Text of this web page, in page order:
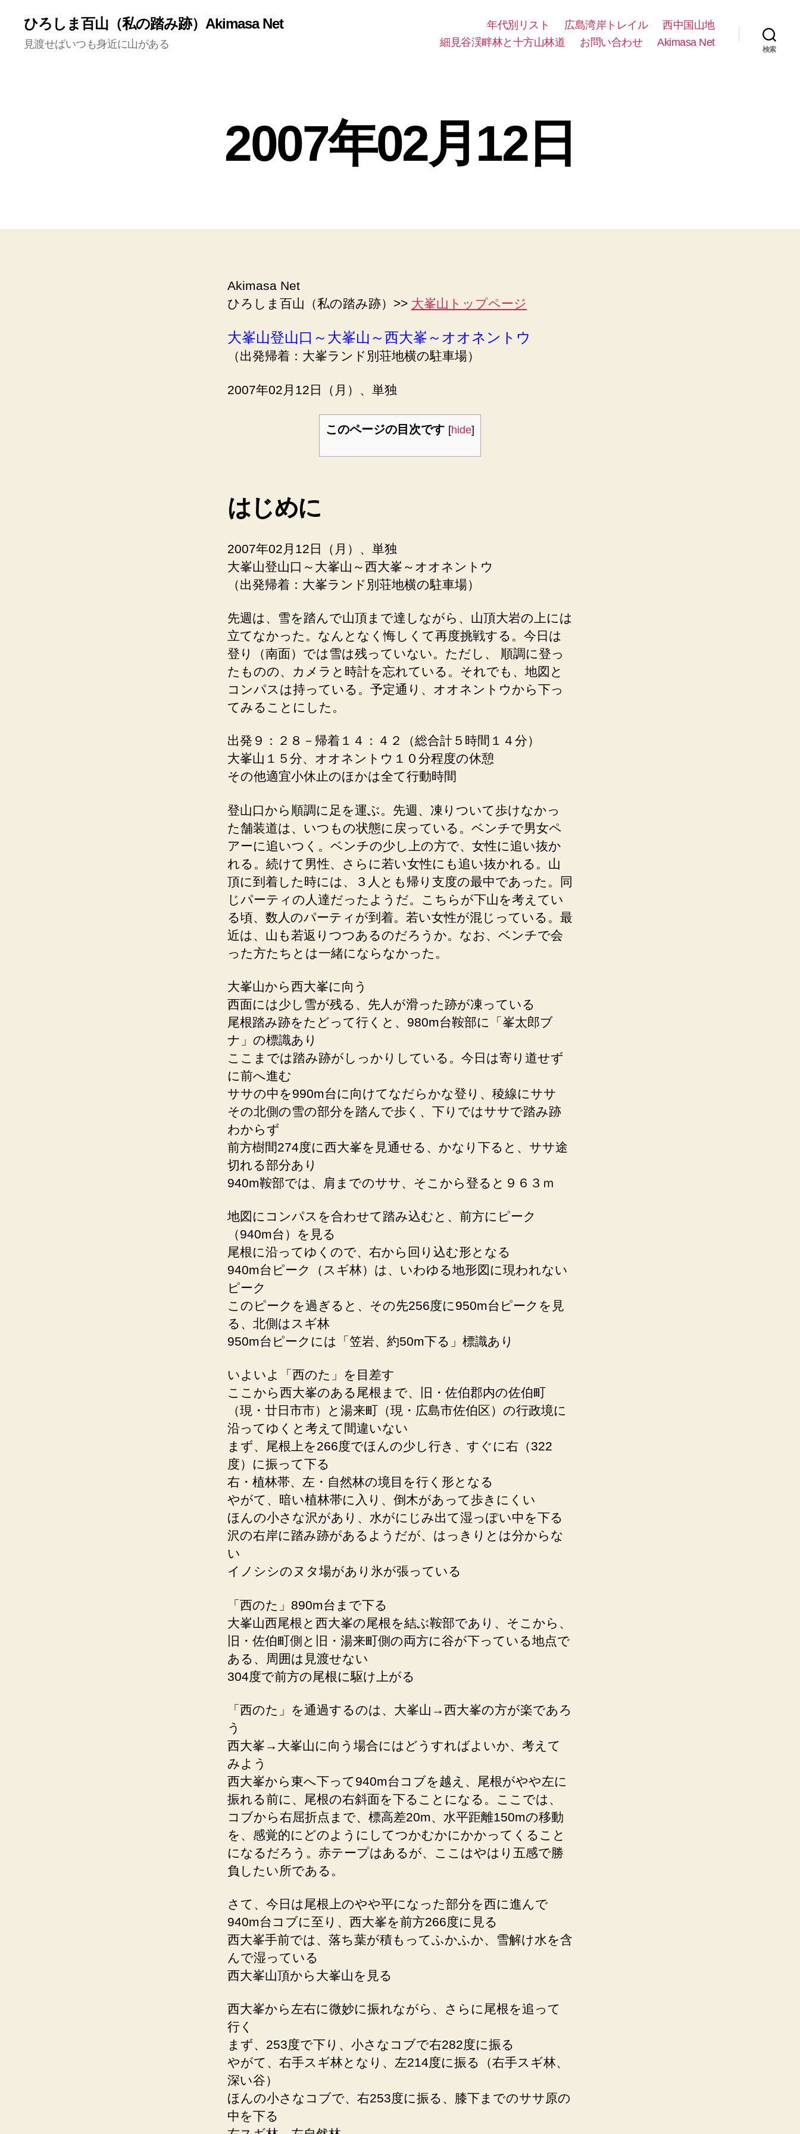
ひろしま百山（私の踏み跡）Akimasa Net
見渡せばいつも身近に山がある
年代別リスト 広島湾岸トレイル
西中国山地
細見谷渓畔林と十方山林道
お問い合わせ Akimasa Net
検索
2007年02月12日
成
0
9
Akimasa Net
ひろしま百山（私の踏み跡）>> 大峯山トップページ
大峯山登山口～大峯山～西大峯～オオネントウ
（出発帰着：大峯ランド別荘地横の駐車場）
2007年02月12日（月）、単独
このページの目次です [hide]
はじめに
2007年02月12日（月）、単独
大峯山登山口～大峯山～西大峯～オオネントウ
（出発帰着：大峯ランド別荘地横の駐車場）
先週は、雪を踏んで山頂まで達しながら、山頂大岩の上には
立てなかった。なんとなく悔しくて再度挑戦する。今日は
登り（南面）では雪は残っていない。ただし、 順調に登っ
たものの、カメラと時計を忘れている。それでも、地図と
コンパスは持っている。予定通り、オオネントウから下っ
てみることにした。
出発９：２８－帰着１４：４２（総合計５時間１４分）
大峯山１５分、オオネントウ１０分程度の休憩
その他適宜小休止のほかは全て行動時間
登山口から順調に足を運ぶ。先週、凍りついて歩けなかっ
た舗装道は、いつもの状態に戻っている。ベンチで男女ペ
アーに追いつく。ベンチの少し上の方で、女性に追い抜か
れる。続けて男性、さらに若い女性にも追い抜かれる。山
頂に到着した時には、３人とも帰り支度の最中であった。同
じパーティの人達だったようだ。こちらが下山を考えてい
る頃、数人のパーティが到着。若い女性が混じっている。最
近は、山も若返りつつあるのだろうか。なお、ベンチで会
った方たちとは一緒にならなかった。
大峯山から西大峯に向う
西面には少し雪が残る、先人が滑った跡が凍っている
尾根踏み跡をたどって行くと、980m台鞍部に「峯太郎ブ
ナ」の標識あり
ここまでは踏み跡がしっかりしている。今日は寄り道せず
に前へ進む
ササの中を990m台に向けてなだらかな登り、稜線にササ
その北側の雪の部分を踏んで歩く、下りではササで踏み跡
わからず
前方樹間274度に西大峯を見通せる、かなり下ると、ササ途
切れる部分あり
940m鞍部では、肩までのササ、そこから登ると９６３ｍ
地図にコンパスを合わせて踏み込むと、前方にピーク
（940m台）を見る
尾根に沿ってゆくので、右から回り込む形となる
940m台ピーク（スギ林）は、いわゆる地形図に現われない
ピーク
このピークを過ぎると、その先256度に950m台ピークを見
る、北側はスギ林
950m台ピークには「笠岩、約50m下る」標識あり
いよいよ「西のた」を目差す
ここから西大峯のある尾根まで、旧・佐伯郡内の佐伯町
（現・廿日市市）と湯来町（現・広島市佐伯区）の行政境に
沿ってゆくと考えて間違いない
まず、尾根上を266度でほんの少し行き、すぐに右（322
度）に振って下る
右・植林帯、左・自然林の境目を行く形となる
やがて、暗い植林帯に入り、倒木があって歩きにくい
ほんの小さな沢があり、水がにじみ出て湿っぽい中を下る
沢の右岸に踏み跡があるようだが、はっきりとは分からな
い
イノシシのヌタ場があり氷が張っている
「西のた」890m台まで下る
大峯山西尾根と西大峯の尾根を結ぶ鞍部であり、そこから、
旧・佐伯町側と旧・湯来町側の両方に谷が下っている地点で
ある、周囲は見渡せない
304度で前方の尾根に駆け上がる
「西のた」を通過するのは、大峯山→西大峯の方が楽であろ
う
西大峯→大峯山に向う場合にはどうすればよいか、考えて
みよう
西大峯から東へ下って940m台コブを越え、尾根がやや左に
振れる前に、尾根の右斜面を下ることになる。ここでは、
コブから右屈折点まで、標高差20m、水平距離150mの移動
を、感覚的にどのようにしてつかむかにかかってくること
になるだろう。赤テープはあるが、ここはやはり五感で勝
負したい所である。
さて、今日は尾根上のやや平になった部分を西に進んで
940m台コブに至り、西大峯を前方266度に見る
西大峯手前では、落ち葉が積もってふかふか、雪解け水を含
んで湿っている
西大峯山頂から大峯山を見る
西大峯から左右に微妙に振れながら、さらに尾根を追って
行く
まず、253度で下り、小さなコブで右282度に振る
やがて、右手スギ林となり、左214度に振る（右手スギ林、
深い谷）
ほんの小さなコブで、右253度に振る、膝下までのササ原の
中を下る